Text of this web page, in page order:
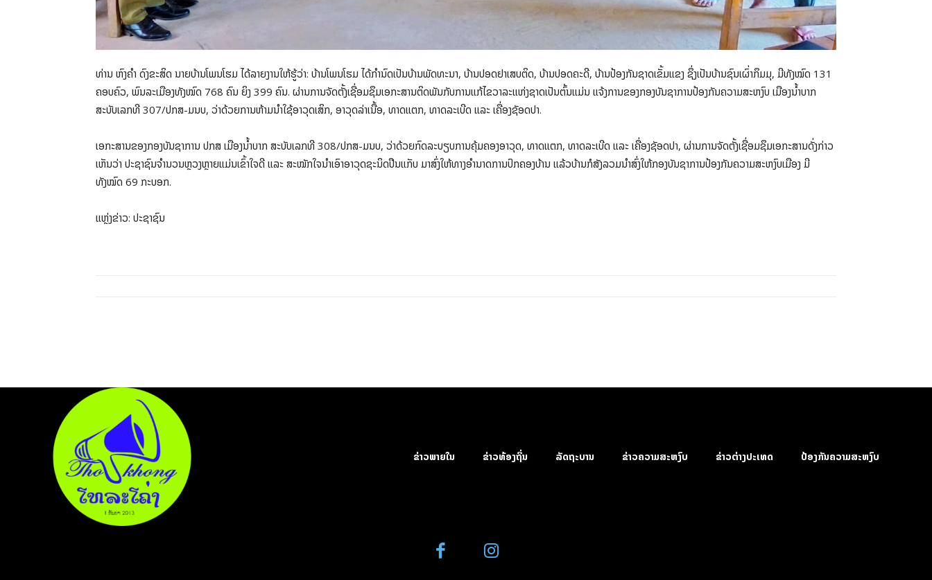
ທ່ານ ຫົງຄໍາ ດົງຂະສິດ ນາຍບ້ານໂພນໂຮມ ໄດ້ລາຍງານໃຫ້ຮູ້ວ່າ: ບ້ານໂພນໂຮມ ໄດ້ກຳນົດເປັນບ້ານພັດທະນາ, ບ້ານປອດຢາເສບຕິດ, ບ້ານປອດຄະດີ, ບ້ານປ້ອງກັນຊາດເຂັ້ມແຂງ ຊຶ່ງເປັນບ້ານຊົນເຜົ່າກຶມມຸ, ມີທັງໝົດ 131
ຄອບຄົວ, ພົນລະເມືອງທັງໝົດ 768 ຄົນ ຍິງ 399 ຄົນ. ຜ່ານການຈັດຕັ້ງເຊື່ອມຊຶມເອກະສານຕິດພັນກັບການແກ້ໄຂວາລະແຫ່ງຊາດເປັນຕົ້ນແມ່ນ ແຈ້ງການຂອງກອງບັນຊາການປ້ອງກັນຄວາມສະຫງົບ ເມືອງນ້ຳບາກ
ສະບັບເລກທີ 307/ປກສ-ມນບ, ວ່າດ້ວຍການຫ້າມນໍາໃຊ້ອາວຸດເສິກ, ອາວຸດລ່າເນື້ອ, ທາດແຕກ, ທາດລະເບີດ ແລະ ເຄື່ອງຊັອດປາ.
ເອກະສານຂອງກອງບັນຊາການ ປກສ ເມືອງນ້ຳບາກ ສະບັບເລກທີ 308/ປກສ-ມນບ, ວ່າດ້ວຍກົດລະບຽບການຄຸ້ມຄອງອາວຸດ, ທາດແຕກ, ທາດລະເບີດ ແລະ ເຄື່ອງຊັອດປາ, ຜ່ານການຈັດຕັ້ງເຊື່ອມຊຶມເອກະສານດັ່ງກ່າວ
ເຫັນວ່າ ປະຊາຊົນຈຳນວນຫຼວງຫຼາຍແມ່ນເຂົ້າໃຈດີ ແລະ ສະໝັກໃຈນຳເອົາອາວຸດຊະນິດປືນແກັບ ມາສົ່ງໃຫ້ທາງອຳນາດການປົກຄອງບ້ານ ແລ້ວບ້ານກໍສັງລວມນຳສົ່ງໃຫ້ກອງບັນຊາການປ້ອງກັນຄວາມສະຫງົບເມືອງ ມີ
ທັງໝົດ 69 ກະບອກ.
ແຫຼ່ງຂ່າວ: ປະຊາຊົນ
ຂ່າວພາຍໃນ ຂ່າວທ້ອງຖິ່ນ ລັດຖະບານ ຂ່າວຄວາມສະຫງົບ ຂ່າວຕ່າງປະເທດ ປ້ອງກັນຄວາມສະຫງົບ